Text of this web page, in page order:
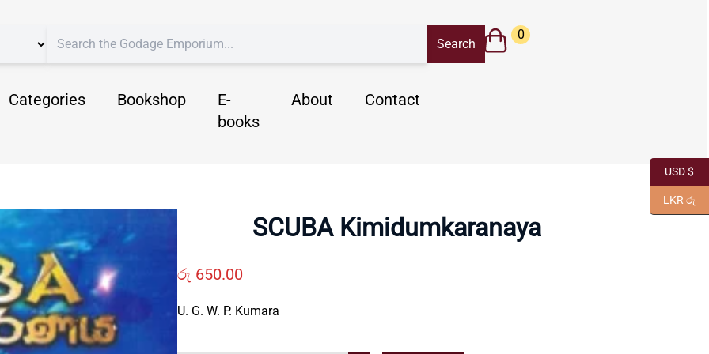
Categories Bookshop
E-
books
About Contact
0
SCUBA Kimidumkaranaya
රු 650.00
U. G. W. P. Kumara
USD $
LKR රු